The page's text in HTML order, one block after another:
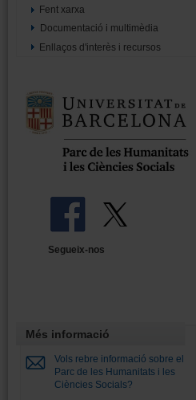
Fent xarxa
Documentació i multimèdia
Enllaços d'interès i recursos
Segueix-nos
Més informació
Vols rebre informació sobre el
Parc de les Humanitats i les
Ciències Socials?